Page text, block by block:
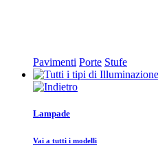
Pavimenti Porte Stufe
Lampade
Vai a tutti i modelli